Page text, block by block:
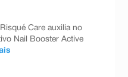
Care auxilia no
Nail Booster Active